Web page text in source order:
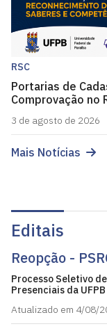
RSC
Portarias de
Comprovação no
3 de agosto de 2026
Mais Notícias
Editais
Reopção -
Processo Seletivo
Presenciais da
Atualizado em 4/08/